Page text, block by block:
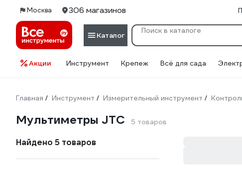
Москва 306 магазинов
Каталог
Акции Инструмент Крепеж Всё для сада
Главная / Инструмент / Измерительный инструмент /
Мультиметры JTC 5 товаров
Найдено 5 товаров